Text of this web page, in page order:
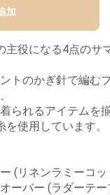
加
主役になる4点のサ
トのかぎ針で編む
られるアイテムを揃
使用しています。
(リネンラミーコッ
ーバー (ラダーテー